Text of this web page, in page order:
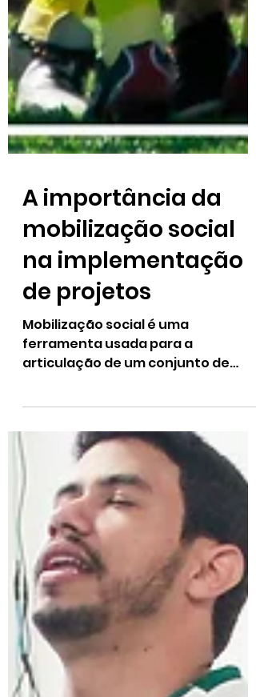
A importância da
mobilização social
de projetos
Mobilização social é uma
ferramenta usada para a
articulação de um conjunto de
pessoas de maneira responsável e
interdependente, com o...